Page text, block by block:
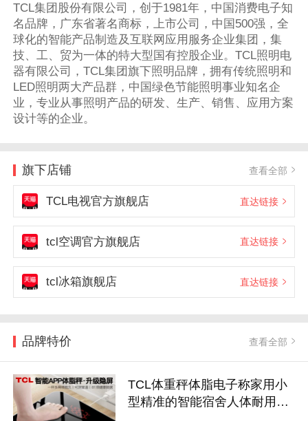
TCL集团股份有限公司，创于1981年，中国消费电子知
名品牌，广东省著名商标，上市公司，中国500强，全
球化的智能产品制造及互联网应用服务企业集团，集
技、工、贸为一体的特大型国有控股企业。TCL照明电
器有限公司，TCL集团旗下照明品牌，拥有传统照明和
LED照明两大产品群，中国绿色节能照明事业知名企
业，专业从事照明产品的研发、生产、销售、应用方案
设计等的企业。
旗下店铺 查看全部
TCL电视官方旗舰店 直达链接
tcl空调官方旗舰店 直达链接
tcl冰箱旗舰店 直达链接
品牌特价 查看全部
TCL体重秤体脂电子称家用小
型精准的智能宿舍人体耐用充